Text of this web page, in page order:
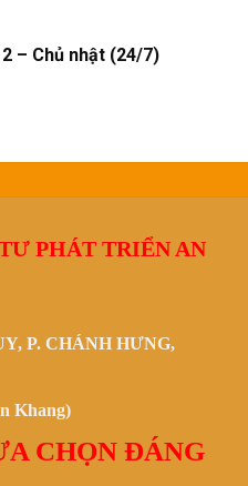
2 – Chủ nhật (24/7)
PHÁT TRIỂN AN
P. CHÁNH HƯNG,
Khang)
CHỌN ĐÁNG